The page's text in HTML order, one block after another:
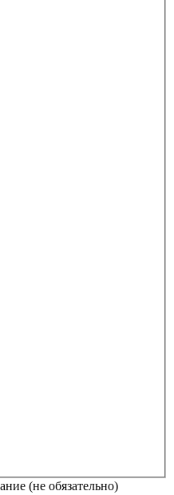
(не обязательно)